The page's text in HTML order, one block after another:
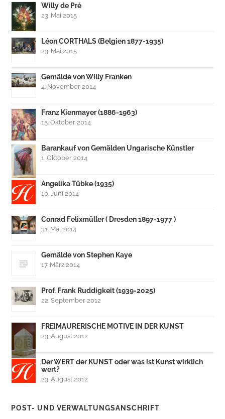
Willy de Pré
23. Mai 2015
Léon CORTHALS (Belgien 1877-1935)
23. Mai 2015
Gemälde von Willy Franken
4. November 2014
Franz Kienmayer (1886-1963)
15. Oktober 2014
Barankauf von Gemälden Ungarische Künstler
1. Oktober 2014
Angelika Tübke (1935)
10. Juni 2014
Conrad Felixmüller ( Dresden 1897-1977 )
31. Mai 2014
Gemälde von Stephen Kaye
17. März 2014
Prof. Frank Ruddigkeit (1939-2025)
22. September 2012
FREIMAURERISCHE MOTIVE IN DER KUNST
23. August 2012
Der WERT der KUNST oder was ist Kunst wirklich
wert?
23. August 2012
POST- UND VERWALTUNGSANSCHRIFT